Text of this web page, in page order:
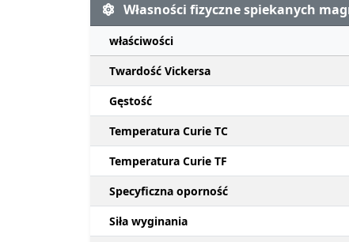
Własności fizyczne spiekanych
właściwości
Twardość Vickersa
Gęstość
Temperatura Curie TC
Temperatura Curie TF
Specyficzna oporność
Siła wyginania